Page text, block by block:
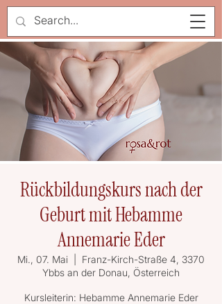
Rückbildungskurs nach der
Geburt mit Hebamme
Annemarie Eder
Mi., 07. Mai
Franz-Kirch-Straße 4, 3370
Ybbs an der Donau, Österreich
Kursleiterin: Hebamme Annemarie Eder